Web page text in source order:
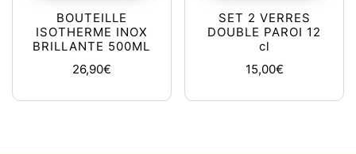
BOUTEILLE
ISOTHERME INOX
BRILLANTE 500ML
26,90€
SET 2 VERRES
DOUBLE PAROI 12
cl
15,00€